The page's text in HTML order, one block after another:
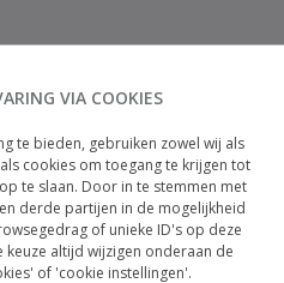
VIA COOKIES
te bieden, gebruiken zowel wij als
cookies om toegang te krijgen tot
te slaan. Door in te stemmen met
derde partijen in de mogelijkheid
of unieke ID's op deze
keuze altijd wijzigen onderaan de
of 'cookie instellingen'.